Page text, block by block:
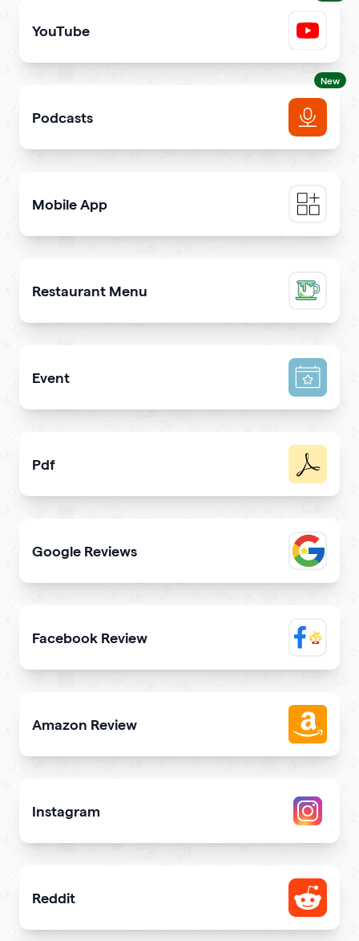
YouTube
New
Podcasts
Mobile App
Promote a mobile app & get more downloads
Restaurant Menu
Present your dishes and drinks on your qrcode to
Event
Pdf
Google Reviews
Facebook Review
Display reviews from your Facebook page on your site
Amazon Review
Instagram
Attract more Instagram followers
Reddit